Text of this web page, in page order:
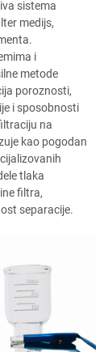
sistema
medijs,
i
metode
poroznosti,
i sposobnosti
na
kao pogodan
tlaka
filtra,
separacije.